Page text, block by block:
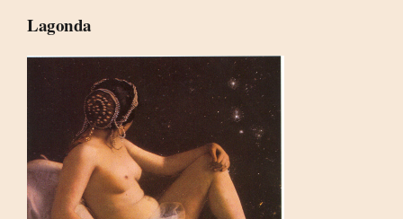
Lagonda